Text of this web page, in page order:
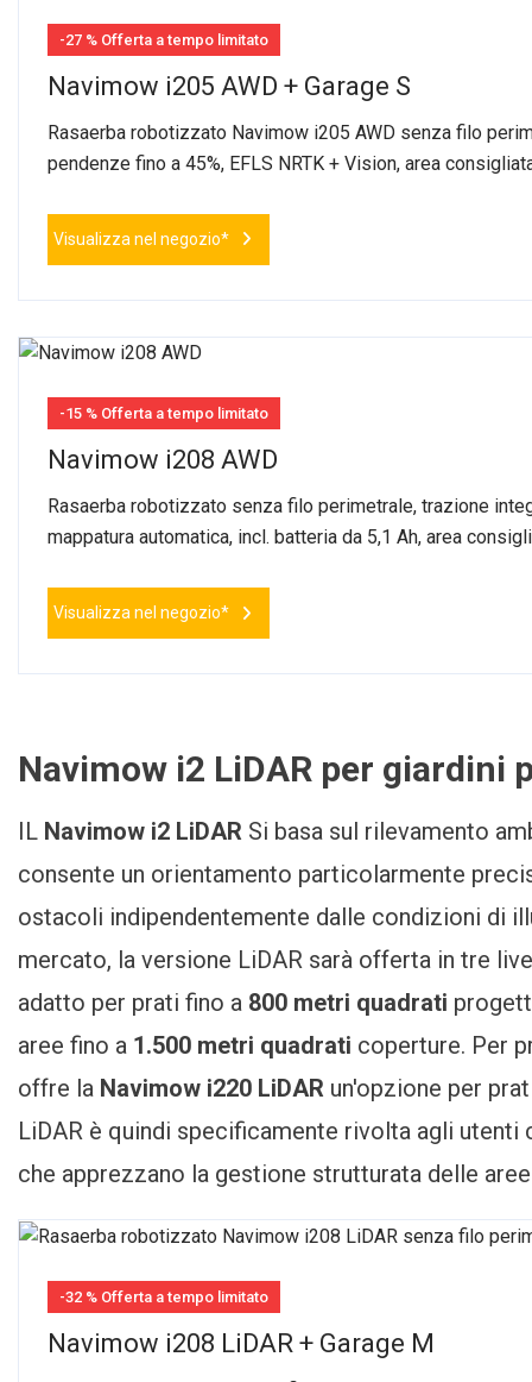
-27 % Offerta a tempo limitato
Navimow i205 AWD + Garage S
Rasaerba robotizzato Navimow i205 AWD senza filo
pendenze fino a 45%, EFLS NRTK + Vision, area
Visualizza nel negozio*
-15 % Offerta a tempo limitato
Navimow i208 AWD
Rasaerba robotizzato senza filo perimetrale, trazione
mappatura automatica, incl. batteria da 5,1 Ah, area
Visualizza nel negozio*
Navimow i2 LiDAR per giardini
IL Navimow i2 LiDAR Si basa sul rilevamento
consente un orientamento particolarmente
ostacoli indipendentemente dalle condizioni di
mercato, la versione LiDAR sarà offerta in tre
adatto per prati fino a 800 metri quadrati
aree fino a 1.500 metri quadrati coperture. Per
offre la Navimow i220 LiDAR un'opzione per
LiDAR è quindi specificamente rivolta agli
che apprezzano la gestione strutturata delle
-32 % Offerta a tempo limitato
Navimow i208 LiDAR + Garage M